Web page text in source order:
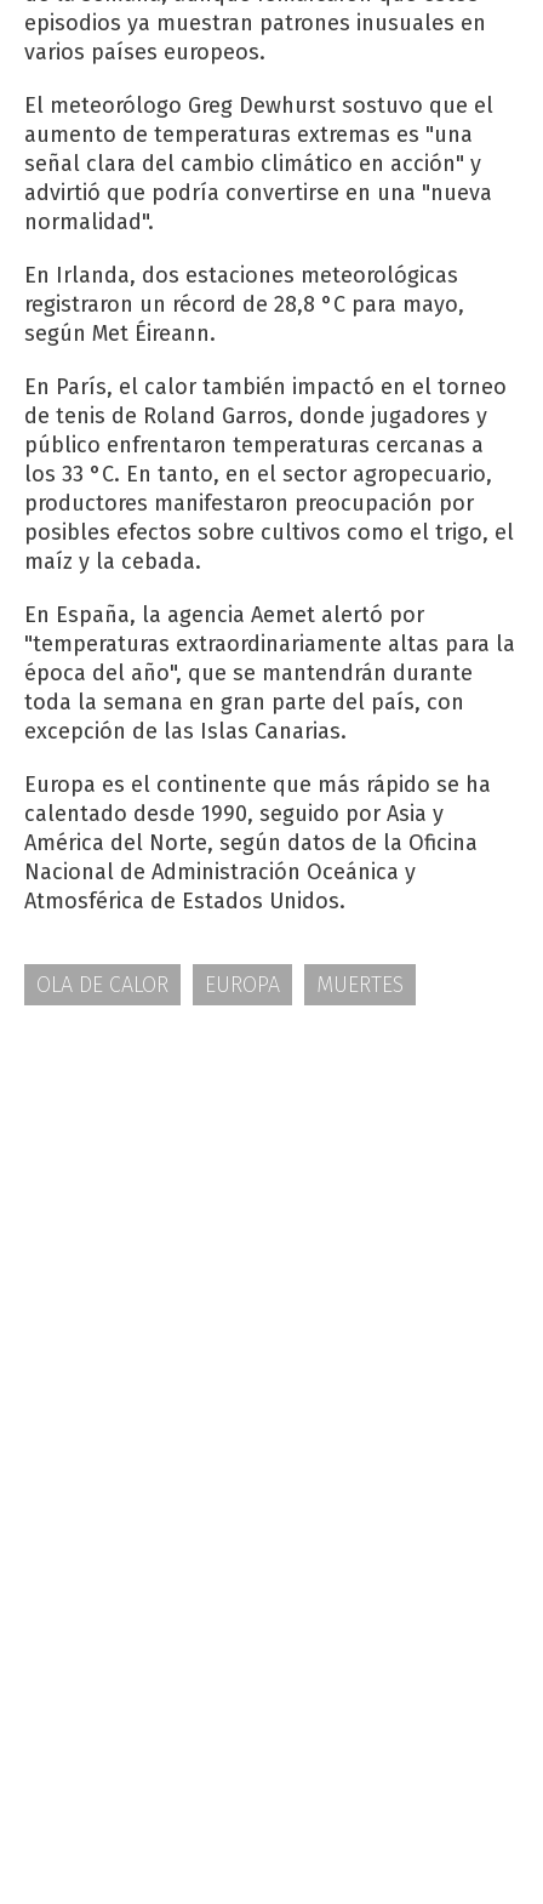
episodios ya muestran patrones inusuales en
varios países europeos.
El meteorólogo Greg Dewhurst sostuvo que el
aumento de temperaturas extremas es "una
señal clara del cambio climático en acción" y
advirtió que podría convertirse en una "nueva
normalidad".
En Irlanda, dos estaciones meteorológicas
registraron un récord de 28,8 °C para mayo,
según Met Éireann.
En París, el calor también impactó en el torneo
de tenis de Roland Garros, donde jugadores y
público enfrentaron temperaturas cercanas a
los 33 °C. En tanto, en el sector agropecuario,
productores manifestaron preocupación por
posibles efectos sobre cultivos como el trigo, el
maíz y la cebada.
En España, la agencia Aemet alertó por
"temperaturas extraordinariamente altas para la
época del año", que se mantendrán durante
toda la semana en gran parte del país, con
excepción de las Islas Canarias.
Europa es el continente que más rápido se ha
calentado desde 1990, seguido por Asia y
América del Norte, según datos de la Oficina
Nacional de Administración Oceánica y
Atmosférica de Estados Unidos.
OLA DE CALOR EUROPA MUERTES